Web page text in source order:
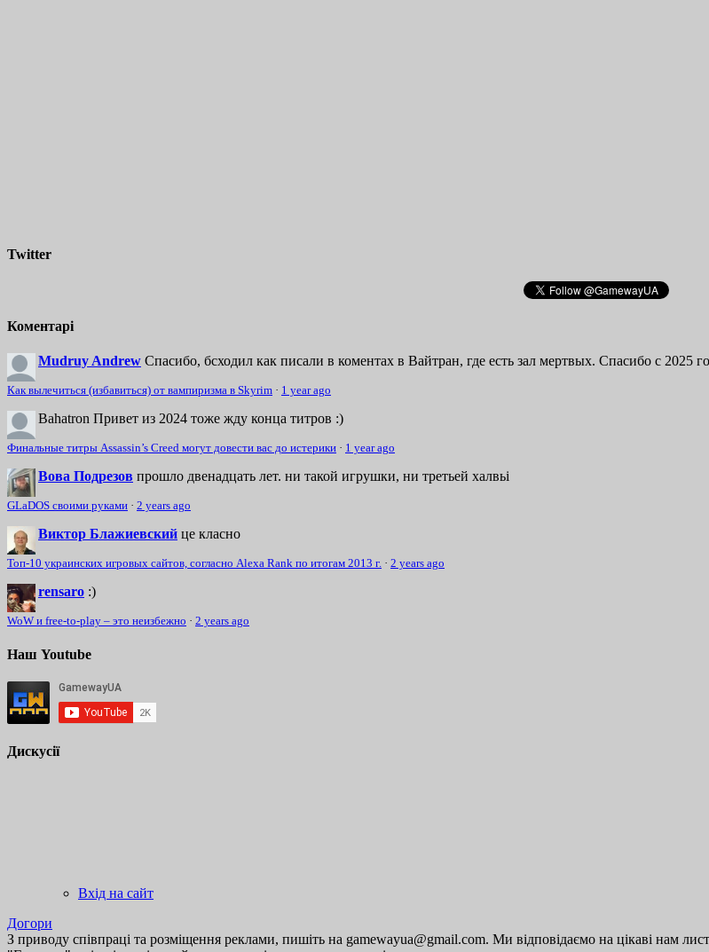
Twitter
Коментарі
Mudruy Andrew Спасибо, бсходил как писали в коментах в Вайтран, где есть зал мертвых. Спасибо с 2025
Как вылечиться (избавиться) от вампиризма в Skyrim · 1 year ago
Bahatron Привет из 2024 тоже жду конца титров :)
Финальные титры Assassin’s Creed могут довести вас до истерики · 1 year ago
Вова Подрезов прошло двенадцать лет. ни такой игрушки, ни третьей халвьі
GLaDOS своими руками · 2 years ago
Виктор Блажиевский це класно
Топ-10 украинских игровых сайтов, согласно Alexa Rank по итогам 2013 г. · 2 years ago
rensaro :)
WoW и free-to-play – это неизбежно · 2 years ago
Наш Youtube
Дискусії
Вхід на сайт
Догори
З приводу співпраці та розміщення реклами, пишіть на gamewayua@gmail.com. Ми відповідаємо на цікаві нам